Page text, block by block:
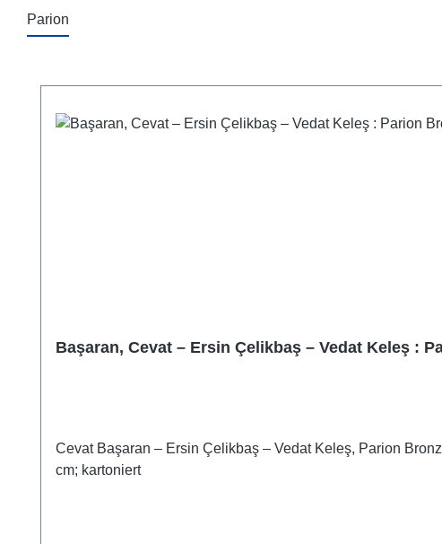
Parion
Başaran, Cevat – Ersin Çelikbaş – Vedat Keleş :
Cevat Başaran – Ersin Çelikbaş – Vedat Keleş, Parion
cm; kartoniert